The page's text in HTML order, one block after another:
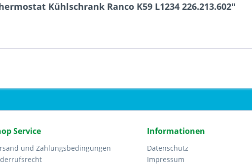
Kühlschrank Ranco K59 L1234 226.213.602"
Service
und Zahlungsbedingungen
Informationen
Datenschutz
Impressum